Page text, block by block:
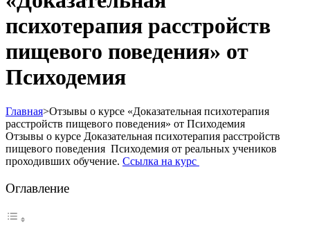
психотерапия расстройств
пищевого поведения» от
Психодемия
Главная>Отзывы о курсе «Доказательная психотерапия
расстройств пищевого поведения» от Психодемия
Отзывы о курсе Доказательная психотерапия расстройств
пищевого поведения Психодемия от реальных учеников
проходивших обучение. Ссылка на курс
Оглавление